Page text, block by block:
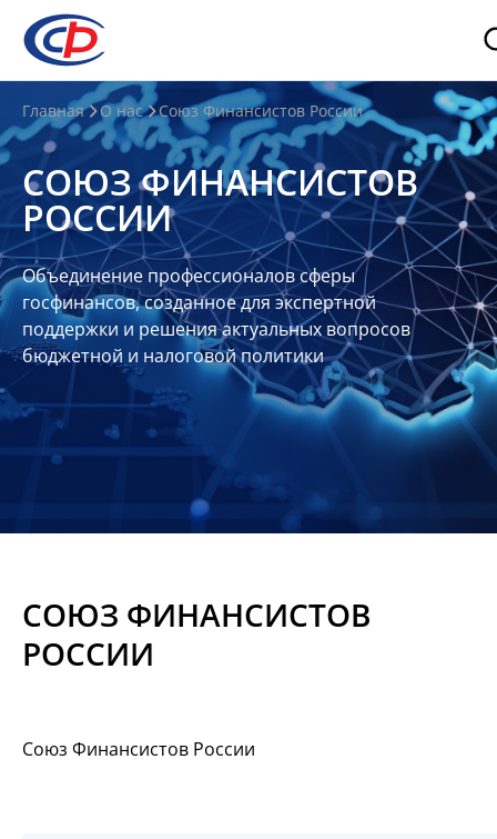
О
нас
О
СФР
Совет
Союза
Участники
Планы
отчеты
Контакты
Материалы
Главная О нас Союз Финансистов России
СОЮЗ ФИНАНСИСТОВ
РОССИИ
Объединение профессионалов сферы
госфинансов, созданное для экспертной
поддержки и решения актуальных вопросов
бюджетной и налоговой политики
СОЮЗ ФИНАНСИСТОВ
РОССИИ
Союз Финансистов России